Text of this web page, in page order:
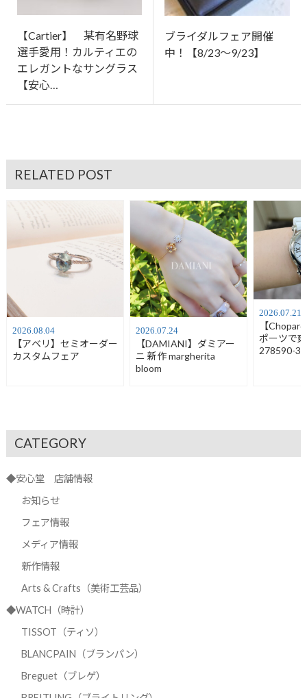
【Cartier】 某有名野球
選手愛用！カルティエの
エレガントなサングラス
【安心…
ブライダルフェア開催
中！【8/23～9/23】
RELATED POST
2026.08.04
【アベリ】セミオーダー
カスタムフェア
2026.07.24
【DAMIANI】ダミアー
ニ 新作 margherita
bloom
2026.07.21
【
ポーツで
278590-
CATEGORY
◆安心堂 店舗情報
お知らせ
フェア情報
メディア情報
新作情報
Arts & Crafts（美術工芸品）
◆WATCH（時計）
TISSOT（ティソ）
BLANCPAIN（ブランパン）
Breguet（ブレゲ）